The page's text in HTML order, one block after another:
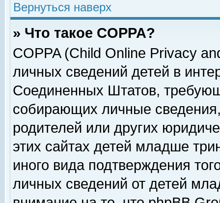
Вернуться наверх
» Что такое COPPA?
COPPA (Child Online Privacy
личных сведений детей в
Соединенных Штатов,
собирающих личные
родителей или других
этих сайтах детей младше
иного вида подтверждения
личных сведений от детей